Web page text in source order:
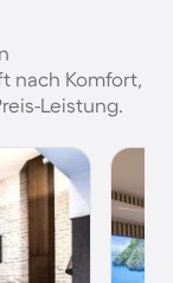
nach Komfort,
Leistung.